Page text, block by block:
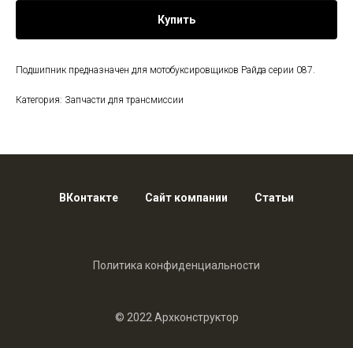
Купить
Подшипник предназначен для мотобуксировщиков Райда серии 087.
Категория: Запчасти для трансмиссии
ВКонтакте Сайт компании Статьи
Политика конфиденциальности
© 2022 Архконструктор